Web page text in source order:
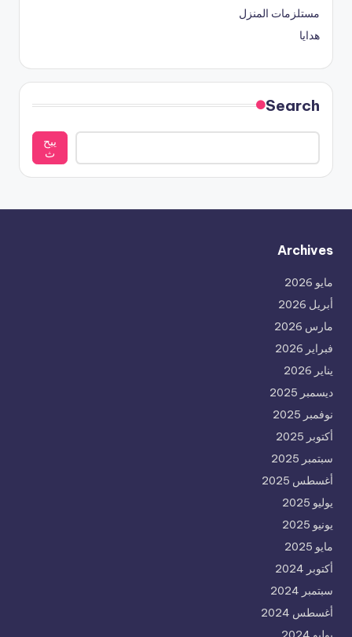
مستلزمات المنزل
هدايا
Search
يبح
ث
Archives
مايو 2026
أبريل 2026
مارس 2026
فبراير 2026
يناير 2026
ديسمبر 2025
نوفمبر 2025
أكتوبر 2025
سبتمبر 2025
أغسطس 2025
يوليو 2025
يونيو 2025
مايو 2025
أكتوبر 2024
سبتمبر 2024
أغسطس 2024